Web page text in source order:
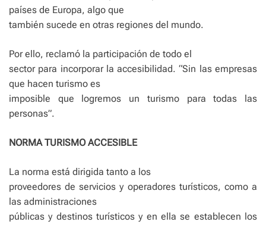
países de Europa, algo que
también sucede en otras regiones del mundo.
Por ello, reclamó la participación de todo el
sector para incorporar la accesibilidad. “Sin las empresas
que hacen turismo es
imposible que logremos un turismo para todas las
personas”.
NORMA TURISMO ACCESIBLE
La norma está dirigida tanto a los
proveedores de servicios y operadores turísticos, como a
las administraciones
públicas y destinos turísticos y en ella se establecen los